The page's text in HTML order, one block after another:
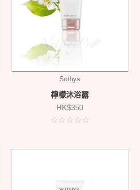
Sothys
檸檬沐浴露
HK$350